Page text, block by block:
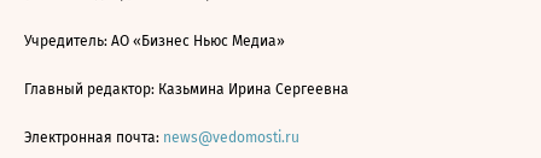
Учредитель: АО «Бизнес Ньюс Медиа»
Главный редактор: Казьмина Ирина Сергеевна
Электронная почта: news@vedomosti.ru